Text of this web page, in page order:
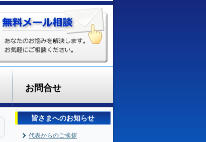
お問合せ
皆さまへのお知らせ
代表からのご挨拶